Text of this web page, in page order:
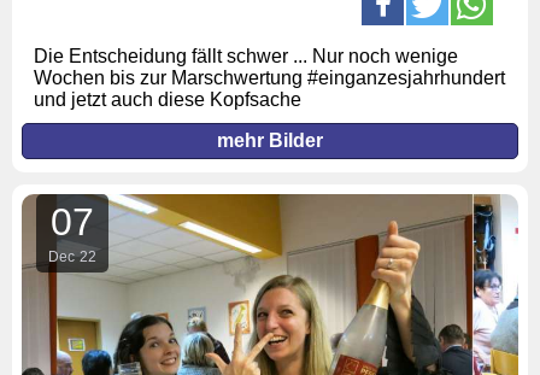
Die Entscheidung fällt schwer ... Nur noch wenige
Wochen bis zur Marschwertung #einganzesjahrhundert
und jetzt auch diese Kopfsache
mehr Bilder
07
Dec 22